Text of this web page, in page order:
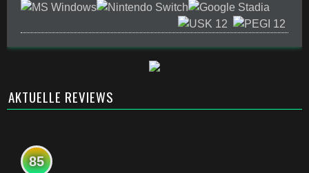
AKTUELLE REVIEWS
85